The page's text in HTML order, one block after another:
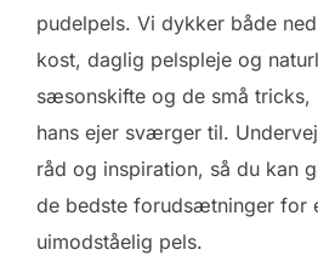
pudelpels. Vi dykker både
kost, daglig pelspleje og
sæsonskifte og de små tricks,
hans ejer sværger til.
råd og inspiration, så du kan
de bedste forudsætninger for
uimodståelig pels.